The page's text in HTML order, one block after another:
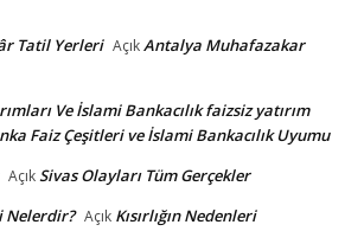
Tatil Yerleri AçıkAntalya Muhafazakar
Ve İslami Bankacılık faizsiz yatırım
Faiz Çeşitleri ve İslami Bankacılık Uyumu
AçıkSivas Olayları Tüm Gerçekler
Açık Kısırlığın Nedenleri